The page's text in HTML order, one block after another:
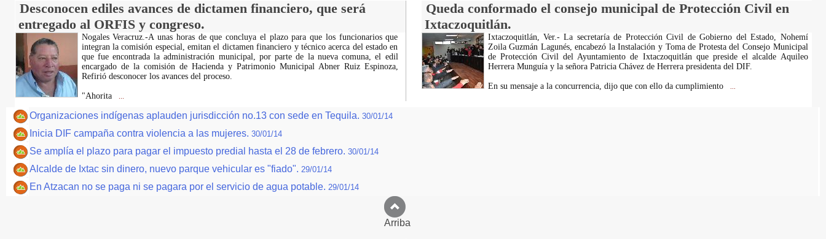
Desconocen ediles avances de dictamen financiero, que será
entregado al ORFIS y congreso.
Queda conformado el consejo municipal de Protección Civil en
Ixtaczoquitlán.
Nogales Veracruz.-A unas horas de que concluya el plazo para que los funcionarios que
integran la comisión especial, emitan el dictamen financiero y técnico acerca del estado en
que fue encontrada la administración municipal, por parte de la nueva comuna, el edil
encargado de la comisión de Hacienda y Patrimonio Municipal Abner Ruiz Espinoza,
Refirió desconocer los avances del proceso.
"Ahorita
Ixtaczoquitlán, Ver.- La secretaría de Protección Civil de Gobierno del Estado, Nohemí
Zoila Guzmán Lagunés, encabezó la Instalación y Toma de Protesta del Consejo Municipal
de Protección Civil del Ayuntamiento de Ixtaczoquitlán que preside el alcalde Aquileo
Herrera Munguía y la señora Patricia Chávez de Herrera presidenta del DIF.
En su mensaje a la concurrencia, dijo que con ello da cumplimiento
Organizaciones indígenas aplauden jurisdicción no.13 con sede en Tequila. 30/01/14
Inicia DIF campaña contra violencia a las mujeres. 30/01/14
Se amplía el plazo para pagar el impuesto predial hasta el 28 de febrero. 30/01/14
Alcalde de Ixtac sin dinero, nuevo parque vehicular es "fiado". 29/01/14
En Atzacan no se paga ni se pagara por el servicio de agua potable. 29/01/14
Arriba